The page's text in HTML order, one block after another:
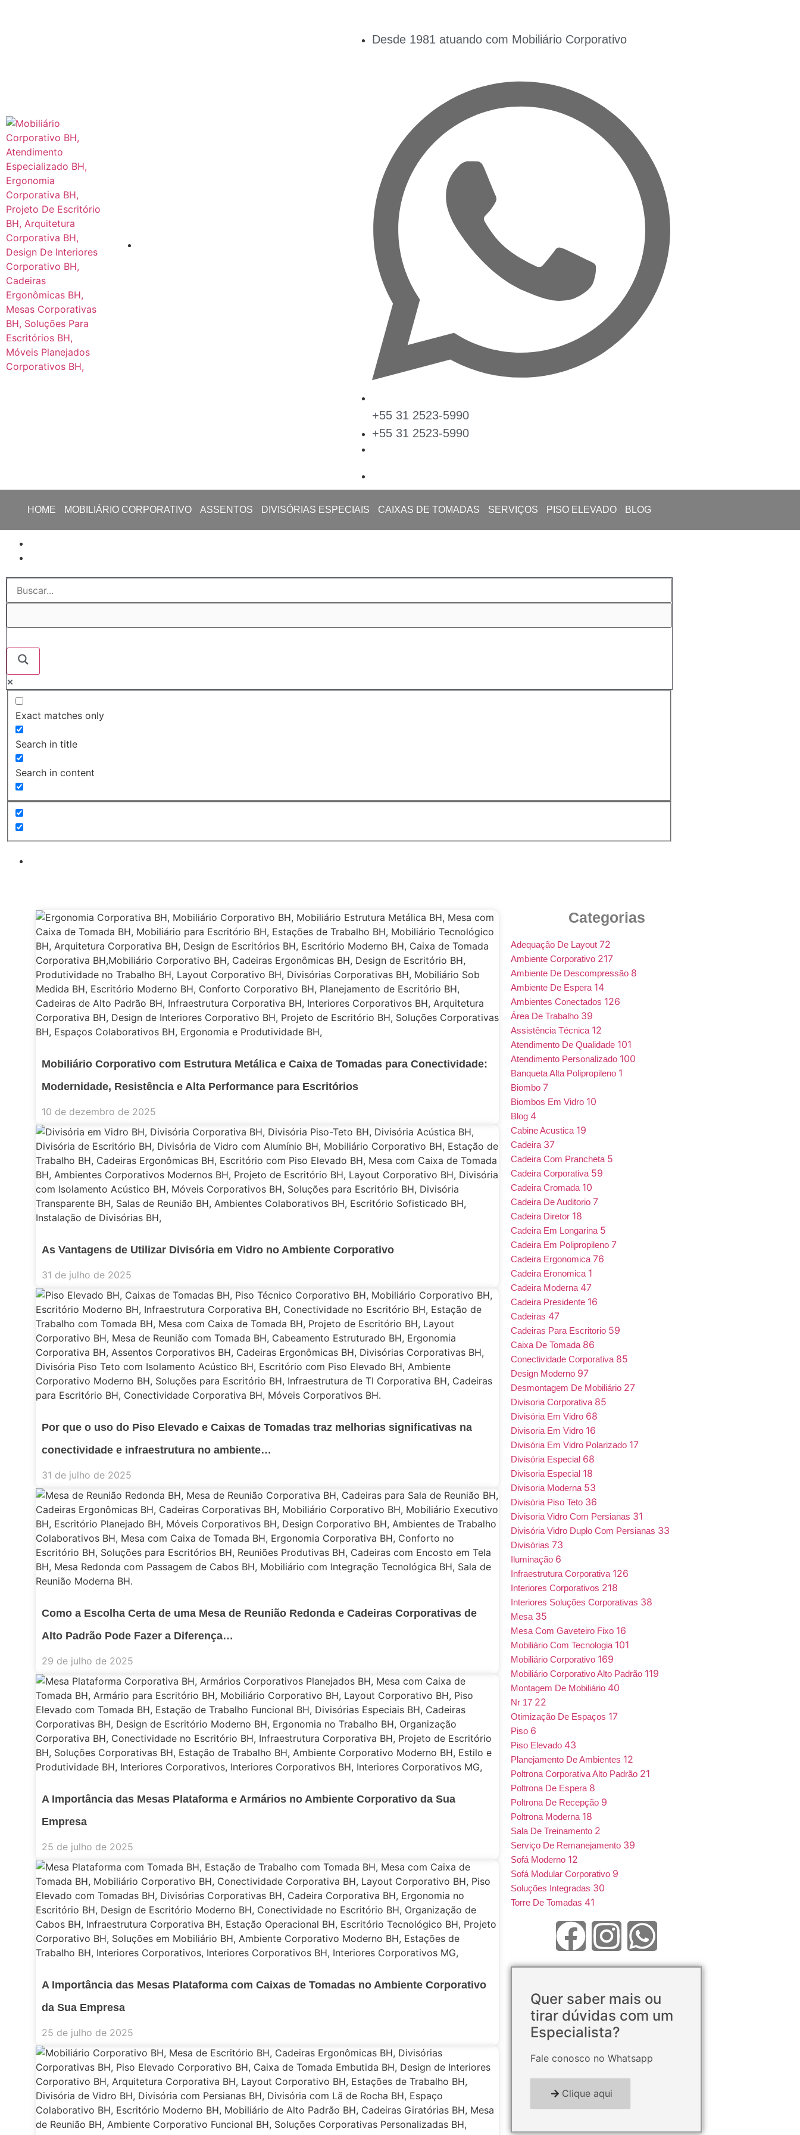
Desde 1981 atuando com Mobiliário Corporativo
+55 31 2523-5990
+55 31 2523-5990
HOME MOBILIÁRIO CORPORATIVO ASSENTOS DIVISÓRIAS ESPECIAIS CAIXAS DE TOMADAS SERVIÇOS PISO ELEVADO BLOG
Exact matches only
Search in title
Search in content
Mobiliário Corporativo com Estrutura Metálica e Caixa de Tomadas para Conectividade:
Modernidade, Resistência e Alta Performance para Escritórios
10 de dezembro de 2025
As Vantagens de Utilizar Divisória em Vidro no Ambiente Corporativo
31 de julho de 2025
Por que o uso do Piso Elevado e Caixas de Tomadas traz melhorias significativas na
conectividade e infraestrutura no ambiente…
31 de julho de 2025
Como a Escolha Certa de uma Mesa de Reunião Redonda e Cadeiras Corporativas de
Alto Padrão Pode Fazer a Diferença…
29 de julho de 2025
A Importância das Mesas Plataforma e Armários no Ambiente Corporativo da Sua
Empresa
25 de julho de 2025
A Importância das Mesas Plataforma com Caixas de Tomadas no Ambiente Corporativo
da Sua Empresa
25 de julho de 2025
Categorias
Adequação De Layout 72
Ambiente Corporativo 217
Ambiente De Descompressão 8
Ambiente De Espera 14
Ambientes Conectados 126
Área De Trabalho 39
Assistência Técnica 12
Atendimento De Qualidade 101
Atendimento Personalizado 100
Banqueta Alta Polipropileno 1
Biombo 7
Biombos Em Vidro 10
Blog 4
Cabine Acustica 19
Cadeira 37
Cadeira Com Prancheta 5
Cadeira Corporativa 59
Cadeira Cromada 10
Cadeira De Auditorio 7
Cadeira Diretor 18
Cadeira Em Longarina 5
Cadeira Em Polipropileno 7
Cadeira Ergonomica 76
Cadeira Eronomica 1
Cadeira Moderna 47
Cadeira Presidente 16
Cadeiras 47
Cadeiras Para Escritorio 59
Caixa De Tomada 86
Conectividade Corporativa 85
Design Moderno 97
Desmontagem De Mobiliário 27
Divisoria Corporativa 85
Divisória Em Vidro 68
Divisoria Em Vidro 16
Divisória Em Vidro Polarizado 17
Divisória Especial 68
Divisoria Especial 18
Divisoria Moderna 53
Divisória Piso Teto 36
Divisoria Vidro Com Persianas 31
Divisória Vidro Duplo Com Persianas 33
Divisórias 73
Iluminação 6
Infraestrutura Corporativa 126
Interiores Corporativos 218
Interiores Soluções Corporativas 38
Mesa 35
Mesa Com Gaveteiro Fixo 16
Mobiliário Com Tecnologia 101
Mobiliário Corporativo 169
Mobiliário Corporativo Alto Padrão 119
Montagem De Mobiliário 40
Nr 17 22
Otimização De Espaços 17
Piso 6
Piso Elevado 43
Planejamento De Ambientes 12
Poltrona Corporativa Alto Padrão 21
Poltrona De Espera 8
Poltrona De Recepção 9
Poltrona Moderna 18
Sala De Treinamento 2
Serviço De Remanejamento 39
Sofá Moderno 12
Sofá Modular Corporativo 9
Soluções Integradas 30
Torre De Tomadas 41
Quer saber mais ou
tirar dúvidas com um
Especialista?
Fale conosco no Whatsapp
Clique aqui